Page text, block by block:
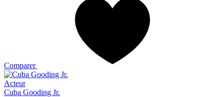
Comparer
Acteur
Cuba Gooding Jr.